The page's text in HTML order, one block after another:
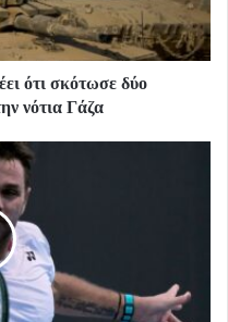
ότι σκότωσε δύο
νότια Γάζα